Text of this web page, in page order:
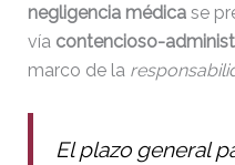
negligencia médicase
vía contencioso-
marco de la
El plazo general